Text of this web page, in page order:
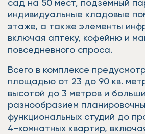
сад на 50 мест, подземный
индивидуальные кладовые
этаже, а также элементы
включая аптеку, кофейню и
повседневного спроса.
Всего в комплексе
площадью от 23 до 90 кв.
высотой до 3 метров и
разнообразием
функциональных студий до
4-комнатных квартир,